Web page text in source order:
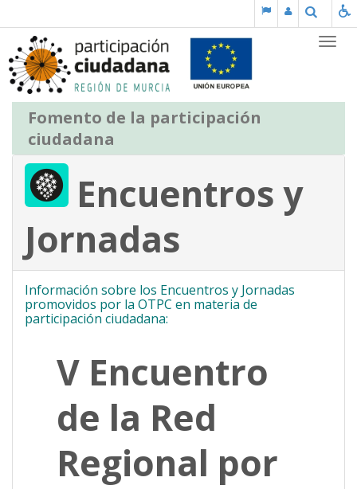
Buscar
Fomento de la participación
ciudadana
Encuentros y
Jornadas
Información sobre los Encuentros y Jornadas
promovidos por la OTPC en materia de
participación ciudadana:
V Encuentro
de la Red
Regional por